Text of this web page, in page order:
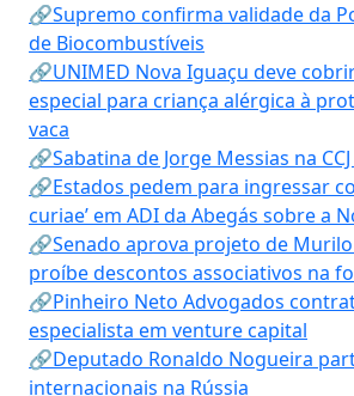
🔗Supremo confirma validade da
de Biocombustíveis
🔗UNIMED Nova Iguaçu deve
especial para criança alérgica à
vaca
🔗Sabatina de Jorge Messias na
🔗Estados pedem para ingressar
curiae’ em ADI da Abegás sobre a
🔗Senado aprova projeto de
proíbe descontos associativos na
🔗Pinheiro Neto Advogados
especialista em venture capital
🔗Deputado Ronaldo Nogueira
internacionais na Rússia